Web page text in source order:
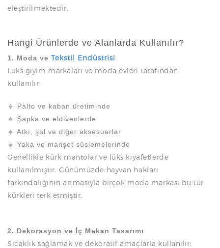
eleştirilmektedir.
Hangi Ürünlerde ve Alanlarda Kullanılır?
1. Moda ve Tekstil Endüstrisi
Lüks giyim markaları ve moda evleri tarafından
kullanılır:
🔹 Palto ve kaban üretiminde
🔹 Şapka ve eldivenlerde
🔹 Atkı, şal ve diğer aksesuarlar
🔹 Yaka ve manşet süslemelerinde
Genellikle kürk mantolar ve lüks kıyafetlerde
kullanılmıştır. Günümüzde hayvan hakları
farkındalığının artmasıyla birçok moda markası bu tür
kürkleri terk etmiştir.
2. Dekorasyon ve İç Mekan Tasarımı
Sıcaklık sağlamak ve dekoratif amaçlarla kullanılır: